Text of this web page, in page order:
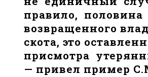
правило, половина
возвращенного
скота, это
присмотра
— привел пример